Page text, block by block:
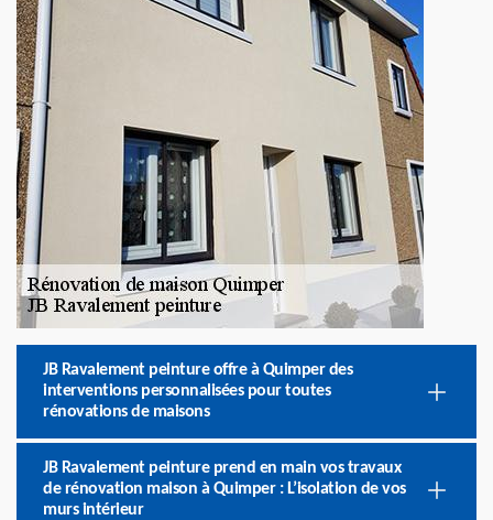
JB Ravalement peinture offre à Quimper des
interventions personnalisées pour toutes
rénovations de maisons
JB Ravalement peinture prend en main vos travaux
de rénovation maison à Quimper : L’isolation de vos
murs intérieur